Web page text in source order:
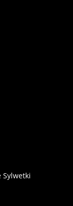
Sylwetki